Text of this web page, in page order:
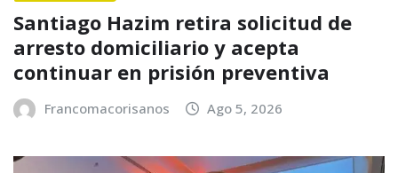
Santiago Hazim retira solicitud de
arresto domiciliario y acepta
continuar en prisión preventiva
Francomacorisanos Ago 5, 2026